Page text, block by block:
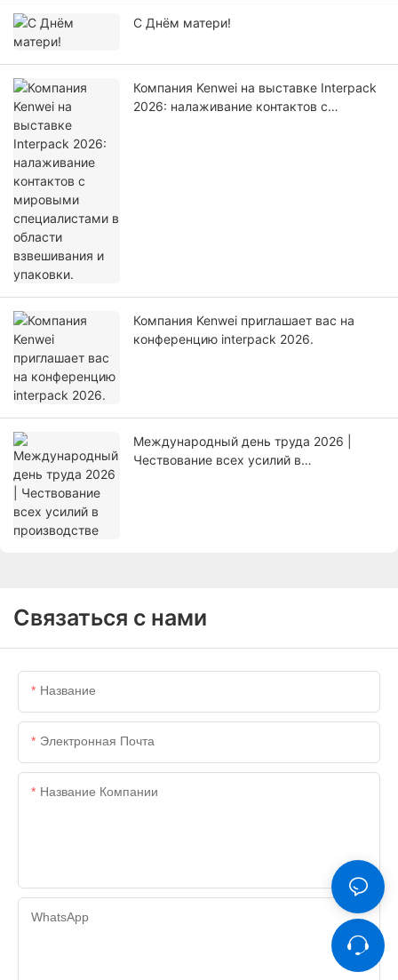
С Днём матери!
Компания Kenwei на выставке Interpack
2026: налаживание контактов с
Компания Kenwei приглашает вас на
конференцию interpack 2026.
Международный день труда 2026 |
Чествование всех усилий в
Связаться с нами
Название
Электронная Почта
Название Компании
WhatsApp